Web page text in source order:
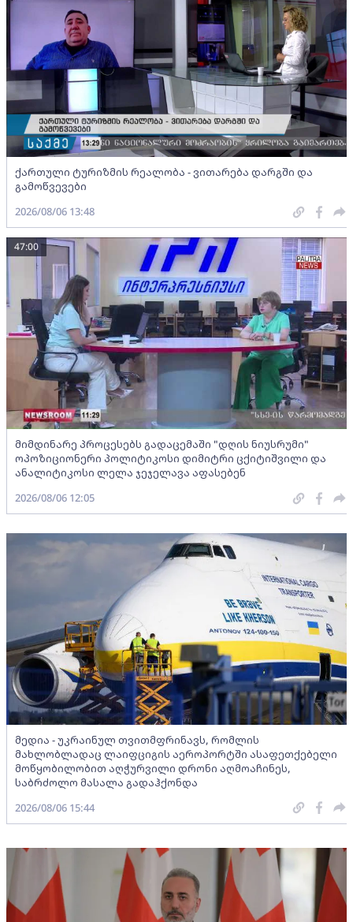
ქართული ტურიზმის რეალობა - ვითარება დარგში და
გამოწვევები
2026/08/06 13:48
მიმდინარე პროცესებს გადაცემაში "დღის ნიუსრუმი"
ოპოზიციონერი პოლიტიკოსი დიმიტრი ცქიტიშვილი და
ანალიტიკოსი ლელა ჯეჯელავა აფასებენ
47:00
2026/08/06 12:05
მედია - უკრაინულ თვითმფრინავს, რომლის
მახლობლადაც ლაიფციგის აეროპორტში ასაფეთქებელი
მოწყობილობით აღჭურვილი დრონი აღმოაჩინეს,
საბრძოლო მასალა გადაჰქონდა
2026/08/06 15:44